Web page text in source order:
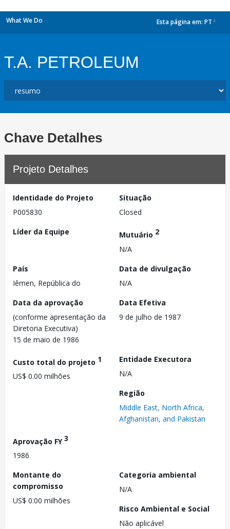
What We Do Esta página em: PT
T.A. PETROLEUM
Chave Detalhes
Projeto Detalhes
Identidade do Projeto
P005830
Situação
Closed
Líder da Equipe
Mutuário 2
N/A
País
Iêmen, República do
Data de divulgação
N/A
Data da aprovação
(conforme apresentação da
Diretoria Executiva)
15 de maio de 1986
Data Efetiva
9 de julho de 1987
Custo total do projeto 1
US$ 0.00 milhões
Entidade Executora
N/A
Região
Middle East, North Africa,
Afghanistan, and Pakistan
Aprovação FY3
1986
Montante do
compromisso
US$ 0.00 milhões
Categoria ambiental
N/A
Risco Ambiental e Social
Não aplicável